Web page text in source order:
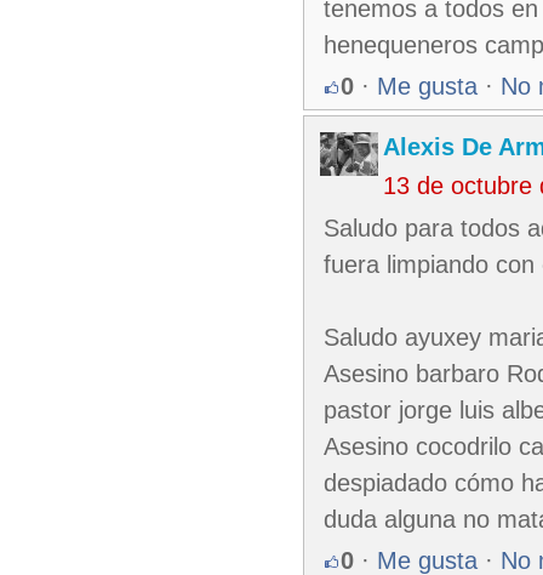
tenemos a todos
henequeneros
0 · Me gusta · No
Alexis De
13 de octubre
Saludo para todos
fuera limpiando con
Saludo ayuxey
Asesino barbaro
pastor jorge luis
Asesino cocodrilo
despiadado cómo
duda alguna no
0 · Me gusta · No